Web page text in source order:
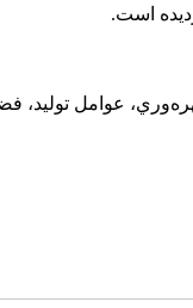
است.
بهره‌وري، عوامل